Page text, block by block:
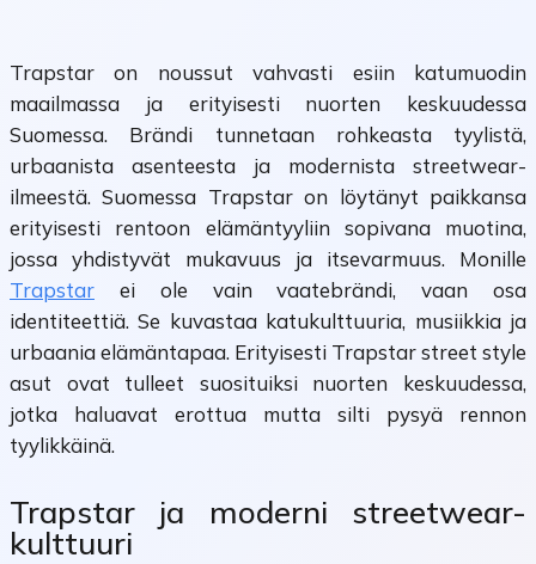
Trapstar on noussut vahvasti esiin katumuodin
maailmassa ja erityisesti nuorten keskuudessa
Suomessa. Brändi tunnetaan rohkeasta tyylistä,
urbaanista asenteesta ja modernista streetwear-
ilmeestä. Suomessa Trapstar on löytänyt paikkansa
erityisesti rentoon elämäntyyliin sopivana muotina,
jossa yhdistyvät mukavuus ja itsevarmuus. Monille
Trapstar ei ole vain vaatebrändi, vaan osa
identiteettiä. Se kuvastaa katukulttuuria, musiikkia ja
urbaania elämäntapaa. Erityisesti Trapstar street style
asut ovat tulleet suosituiksi nuorten keskuudessa,
jotka haluavat erottua mutta silti pysyä rennon
tyylikkäinä.
Trapstar ja moderni streetwear-
kulttuuri